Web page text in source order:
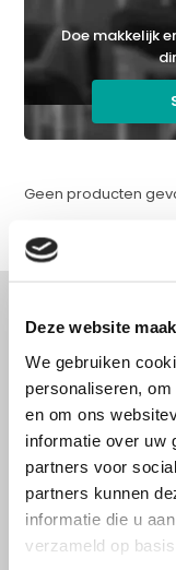
Deze website
We gebruiken
personaliseren,
en om ons
informatie over uw
partners voor
partners kunnen
informatie die u
verzameld op
Doe makkelijk
Geen producten
Doe onze online